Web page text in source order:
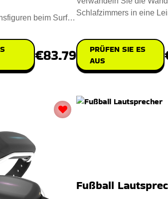
beim Surfen
€83.79
Schlafzimmers in eine
PRÜFEN SIE ES
AUS
Fußball